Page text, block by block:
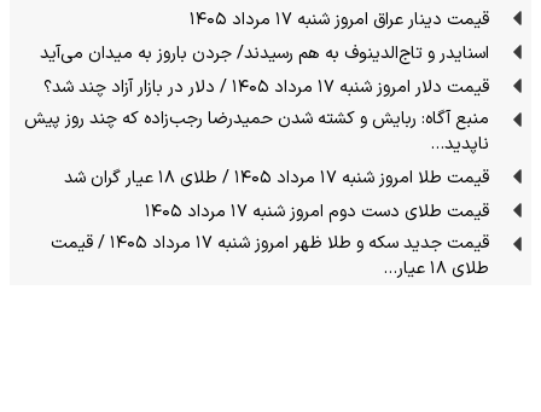
قیمت دینار عراق امروز شنبه ۱۷ مرداد ۱۴۰۵
اسنایدر و تاج‌الدینوف به هم رسیدند/ جردن باروز به میدان می‌آید
قیمت دلار امروز شنبه ۱۷ مرداد ۱۴۰۵ / دلار در بازار آزاد چند شد؟
منبع آگاه: ربایش و کشته شدن حمیدرضا رجب‌زاده که چند روز پیش
ناپدید…
قیمت طلا امروز شنبه ۱۷ مرداد ۱۴۰۵ / طلای ۱۸ عیار گران شد
قیمت طلای دست دوم امروز شنبه ۱۷ مرداد ۱۴۰۵
قیمت جدید سکه و طلا ظهر امروز شنبه ۱۷ مرداد ۱۴۰۵ / قیمت
طلای ۱۸ عیار…